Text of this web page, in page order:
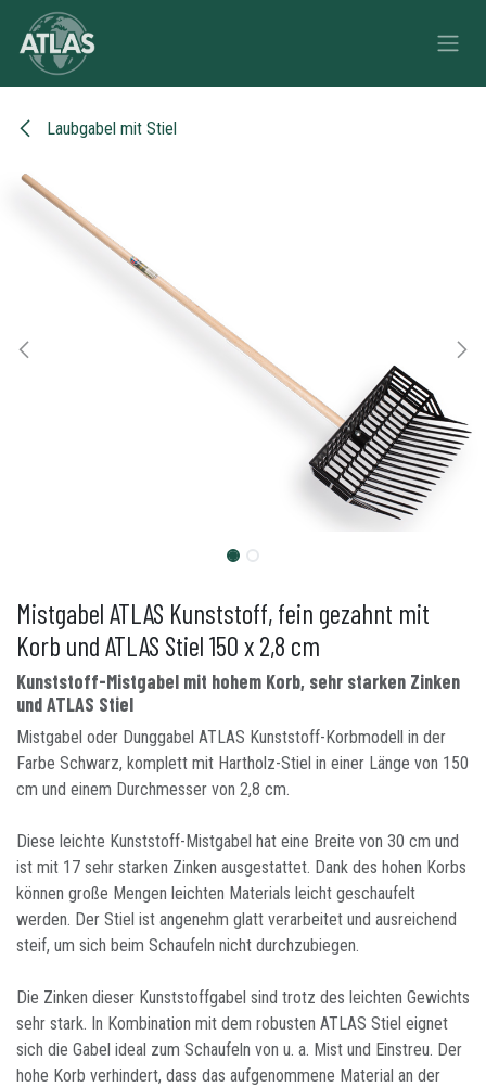
Zum Inhalt springen
Laubgabel mit Stiel
Mistgabel ATLAS Kunststoff, fein gezahnt mit
Korb und ATLAS Stiel 150 x 2,8 cm
Kunststoff-Mistgabel mit hohem Korb, sehr starken Zinken
und ATLAS Stiel
Mistgabel oder Dunggabel ATLAS Kunststoff-Korbmodell in der
Farbe Schwarz, komplett mit Hartholz-Stiel in einer Länge von 150
cm und einem Durchmesser von 2,8 cm.
Diese leichte Kunststoff-Mistgabel hat eine Breite von 30 cm und
ist mit 17 sehr starken Zinken ausgestattet. Dank des hohen Korbs
können große Mengen leichten Materials leicht geschaufelt
werden. Der Stiel ist angenehm glatt verarbeitet und ausreichend
steif, um sich beim Schaufeln nicht durchzubiegen.
Die Zinken dieser Kunststoffgabel sind trotz des leichten Gewichts
sehr stark. In Kombination mit dem robusten ATLAS Stiel eignet
sich die Gabel ideal zum Schaufeln von u. a. Mist und Einstreu. Der
hohe Korb verhindert, dass das aufgenommene Material an der